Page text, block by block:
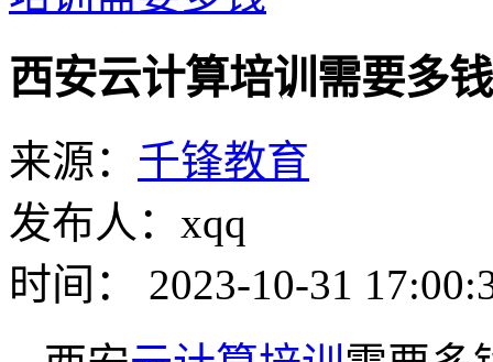
西安云计算培训需要多钱
来源： 千锋教育
发布人：xqq
时间： 2023-10-31